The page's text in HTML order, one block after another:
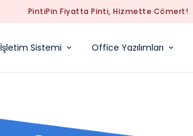
PintiPin Fiyatta Pinti, Hizmette Cömert!
İşletim Sistemi Office Yazılımları